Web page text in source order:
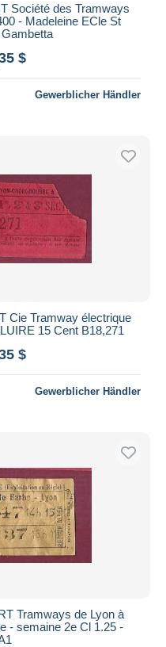
Société des Tramways
- Madeleine ECle St
$
Gewerblicher Händler
Cie Tramway électrique
15 Cent B18,271
$
Gewerblicher Händler
Tramways de Lyon à
- semaine 2e Cl 1.25 -